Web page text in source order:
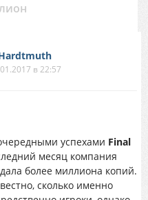
в 22:57
успехами Final
месяц компания
более миллиона копий.
сколько именно